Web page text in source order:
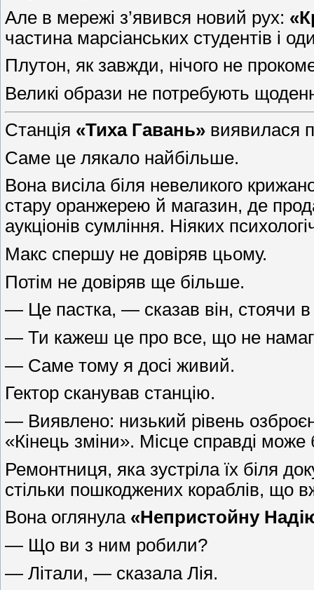
Але в мережі з’явився новий рух:
частина марсіанських студентів і
Плутон, як завжди, нічого не
Великі образи не потребують
Станція «Тиха Гавань» виявилася
Саме це лякало найбільше.
Вона висіла біля невеликого
стару оранжерею й магазин, де
аукціонів сумління. Ніяких
Макс спершу не довіряв цьому.
Потім не довіряв ще більше.
— Це пастка, — сказав він, стоячи в
— Ти кажеш це про все, що не
— Саме тому я досі живий.
Гектор сканував станцію.
— Виявлено: низький рівень
«Кінець зміни». Місце справді
Ремонтниця, яка зустріла їх біля
стільки пошкоджених кораблів, що
Вона оглянула «Непристойну
— Що ви з ним робили?
— Літали, — сказала Лія.